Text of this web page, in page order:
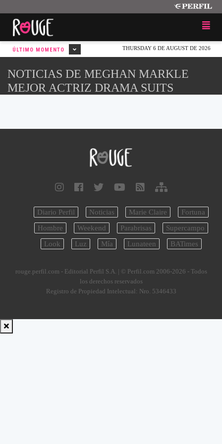
THURSDAY 6 DE AUGUST DE 2026
ÚLTIMO MOMENTO
NOTICIAS DE MEGHAN MARKLE
MEJOR ACTRIZ DRAMA SUITS
Diario Perfil Noticias Marie Claire
Fortuna
Hombre
Weekend Parabrisas
Supercampo
Look
Luz Mía Lunateen BATimes
rouge.perfil.com - Editorial Perfil S.A. | © Perfil.com 2006-2026 - Todos
los derechos reservados
Registro de Propiedad Intelectual: Nro. 5346433